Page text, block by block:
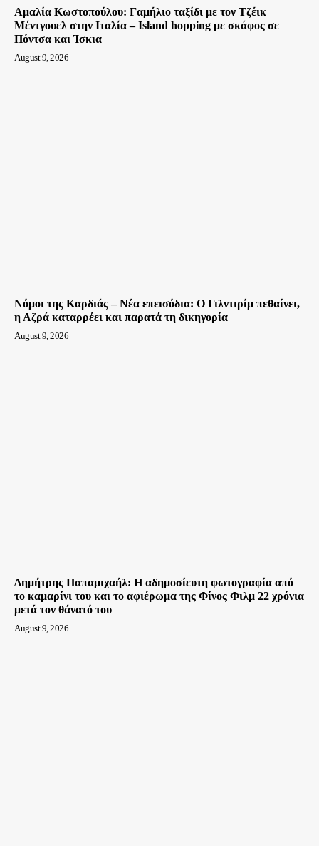
Αμαλία Κωστοπούλου: Γαμήλιο ταξίδι με τον Τζέικ
Μέντγουελ στην Ιταλία – Island hopping με σκάφος σε
Πόντσα και Ίσκια
August 9, 2026
Νόμοι της Καρδιάς – Νέα επεισόδια: Ο Γιλντιρίμ πεθαίνει,
η Αζρά καταρρέει και παρατά τη δικηγορία
August 9, 2026
Δημήτρης Παπαμιχαήλ: Η αδημοσίευτη φωτογραφία από
το καμαρίνι του και το αφιέρωμα της Φίνος Φιλμ 22 χρόνια
μετά τον θάνατό του
August 9, 2026